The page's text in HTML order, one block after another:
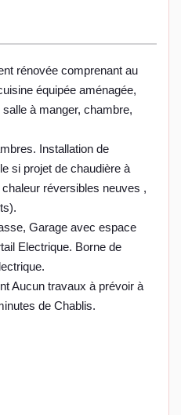
rénovée comprenant au
équipée aménagée,
à manger, chambre,
Installation de
si projet de chaudière à
réversibles neuves ,
Garage avec espace
Electrique. Borne de
Aucun travaux à prévoir à
de Chablis.